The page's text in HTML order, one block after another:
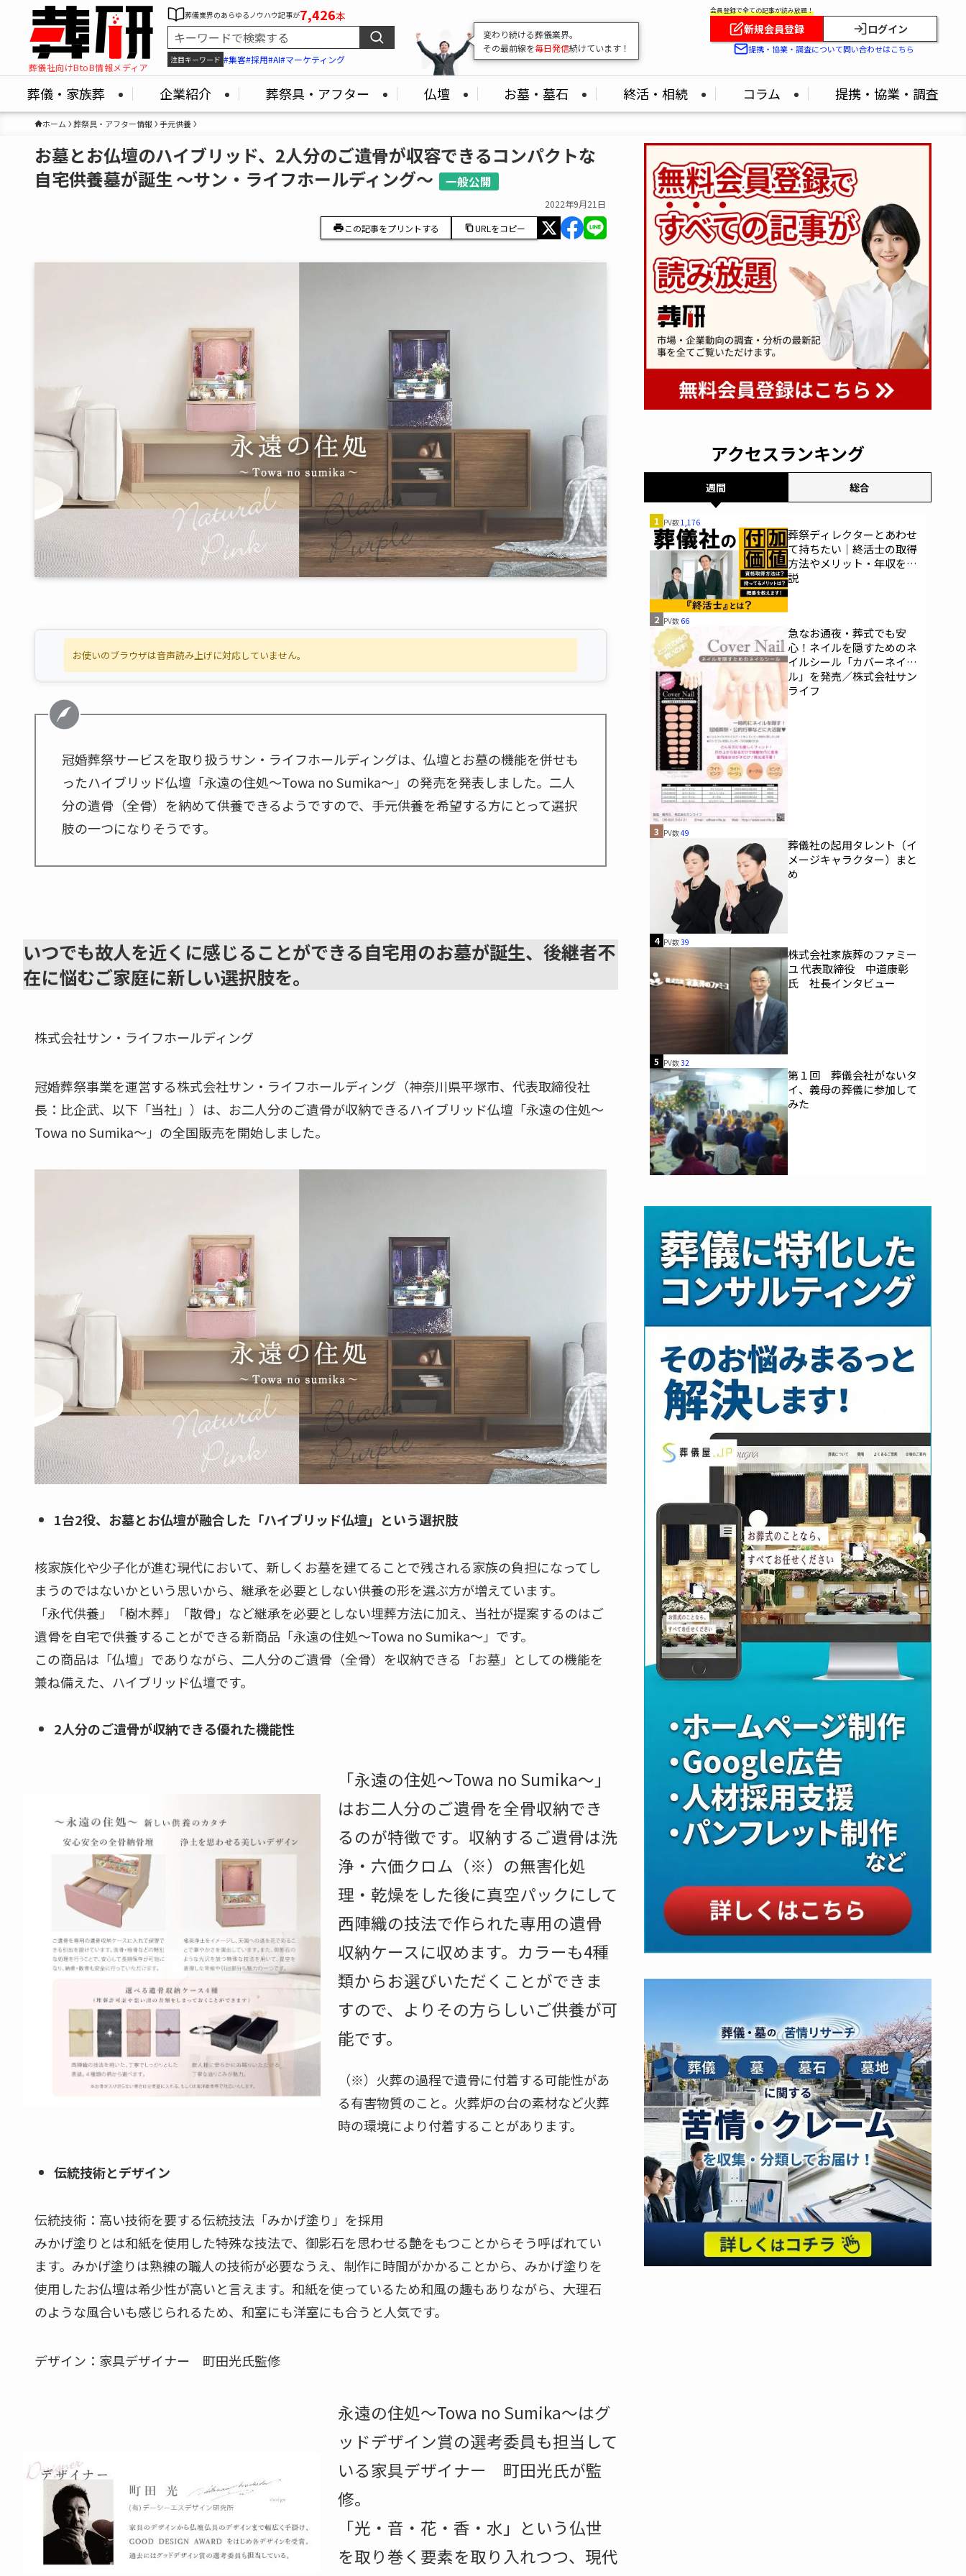
葬儀社向けBtoB情報メディア
葬儀業界のあらゆるノウハウ記事が7,426本
注目キーワード #集客#採用#AI#マーケティング
変わり続ける葬儀業界。
その最前線を毎日発信続けています！
会員登録で全ての記事が読み放題！
新規会員登録 ログイン
提携・協業・調査について問い合わせはこちら
葬儀・家族葬 企業紹介 葬祭具・アフター 仏壇 お墓・墓石 終活・相続 コラム 提携・協業・調査
ホーム 葬祭具・アフター情報 手元供養
お墓とお仏壇のハイブリッド、2人分のご遺骨が収容できるコンパクトな
自宅供養墓が誕生 ～サン・ライフホールディング～
一般公開
2022年9月21日
この記事をプリントする
URLをコピー
お使いのブラウザは音声読み上げに対応していません。
冠婚葬祭サービスを取り扱うサン・ライフホールディングは、仏壇とお墓の機能を併せも
ったハイブリッド仏壇「永遠の住処～Towa no Sumika～」の発売を発表しました。二人
分の遺骨（全骨）を納めて供養できるようですので、手元供養を希望する方にとって選択
肢の一つになりそうです。
いつでも故人を近くに感じることができる自宅用のお墓が誕生、後継者不
在に悩むご家庭に新しい選択肢を。
株式会社サン・ライフホールディング
冠婚葬祭事業を運営する株式会社サン・ライフホールディング（神奈川県平塚市、代表取締役社
長：比企武、以下「当社」）は、お二人分のご遺骨が収納できるハイブリッド仏壇「永遠の住処～
Towa no Sumika～」の全国販売を開始しました。​
1台2役、お墓とお仏壇が融合した「ハイブリッド仏壇」という選択肢
核家族化や少子化が進む現代において、新しくお墓を建てることで残される家族の負担になってし
まうのではないかという思いから、継承を必要としない供養の形を選ぶ方が増えています。
「永代供養」「樹木葬」「散骨」など継承を必要としない埋葬方法に加え、当社が提案するのはご
遺骨を自宅で供養することができる新商品「永遠の住処～Towa no Sumika～」です。
この商品は「仏壇」でありながら、二人分のご遺骨（全骨）を収納できる「お墓」としての機能を
兼ね備えた、ハイブリッド仏壇です。
2人分のご遺骨が収納できる優れた機能性
「永遠の住処～Towa no Sumika～」
はお二人分のご遺骨を全骨収納でき
るのが特徴です。収納するご遺骨は洗
浄・六価クロム（※）の無害化処
理・乾燥をした後に真空パックにして
西陣織の技法で作られた専用の遺骨
収納ケースに収めます。カラーも4種
類からお選びいただくことができま
すので、よりその方らしいご供養が可
能です。
（※）火葬の過程で遺骨に付着する可能性があ
る有害物質のこと。火葬炉の台の素材など火葬
時の環境により付着することがあります。
伝統技術とデザイン
伝統技術：高い技術を要する伝統技法「みかげ塗り」を採用
みかげ塗りとは和紙を使用した特殊な技法で、御影石を思わせる艶をもつことからそう呼ばれてい
ます。みかげ塗りは熟練の職人の技術が必要なうえ、制作に時間がかかることから、みかげ塗りを
使用したお仏壇は希少性が高いと言えます。和紙を使っているため和風の趣もありながら、大理石
のような風合いも感じられるため、和室にも洋室にも合うと人気です。
デザイン：家具デザイナー 町田光氏監修
永遠の住処～Towa no Sumika～はグ
ッドデザイン賞の選考委員も担当して
いる家具デザイナー 町田光氏が監
修。
「光・音・花・香・水」という仏世
を取り巻く要素を取り入れつつ、現代
アクセスランキング
週間 総合
1 PV数1,176
葬祭ディレクターとあわせ
て持ちたい｜終活士の取得
方法やメリット・年収を解
説
2 PV数 66
急なお通夜・葬式でも安
心！ネイルを隠すためのネ
イルシール「カバーネイ
ル」を発売／株式会社サン
ライフ
3 PV数49
葬儀社の起用タレント（イ
メージキャラクター）まと
め
4 PV数39
株式会社家族葬のファミー
ユ 代表取締役 中道康彰
氏 社長インタビュー
5 PV数32
第１回 葬儀会社がないタ
イ、義母の葬儀に参加して
みた